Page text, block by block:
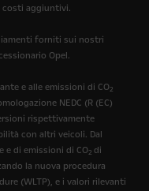
costi aggiuntivi.
forniti sui nostri
Opel.
e alle emissioni di CO2
NEDC (R (EC)
rispettivamente
con altri veicoli. Dal
e di emissioni di CO2 di
la nuova procedura
(WLTP), e i valori rilevanti